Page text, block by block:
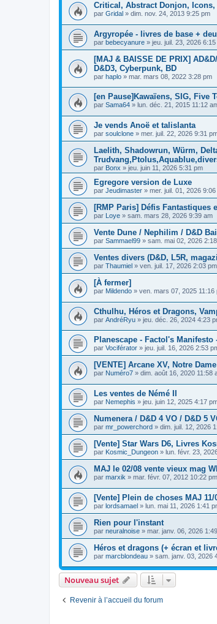
Critical, Abstract Donjon,
par Gridal » dim. nov. 24, 2013 9:25 pm
Argyropée - livres de base +
par bebecyanure » jeu. juil. 23, 2026
[MAJ & BAISSE DE PRIX]
D&D3, Cyberpunk, BD
par haplo » mar. mars 08, 2022 3:28 pm
[en Pause]Kawaïens, SIG, Five
par Sama64 » lun. déc. 21, 2015 11:12
Je vends Anoë et talislanta
par soulclone » mer. juil. 22, 2026 9:31
Laelith, Shadowrun, Würm,
par Bonx » jeu. juin 11, 2026 5:31 pm
Egregore version de Luxe
par Jeudimaster » mer. juil. 01, 2026
[RMP Paris] Défis Fantastiques
par Loye » sam. mars 28, 2026 9:39 am
Vente Dune / Nephilim / D&D
par Sammael99 » sam. mai 02, 2026
Ventes divers (D&D, L5R,
par Thaumiel » ven. juil. 17, 2026 2:03 pm
[À fermer]
par Mildendo » ven. mars 07, 2025 11:16
Cthulhu, Héros et Dragons,
par AndréRyu » jeu. déc. 26, 2024 4:23
Planescape - Factol's
par Vociférator » jeu. juil. 16, 2026 2:53
[VENTE] Arcane XV, Notre
par Numéro7 » dim. août 16, 2020 11:58
Les ventes de Némé II
par Nemephis » jeu. juin 12, 2025 4:17
Numenera / D&D 4 VO / D&D 5
par mr_powerchord » dim. juil. 12, 2026
[Vente] Star Wars D6, Livres
par Kosmic_Dungeon » lun. févr. 23,
MAJ le 02/08 vente vieux mag
par marxik » mar. févr. 07, 2012 10:22 pm
[Vente] Plein de choses MAJ 11/
par lordsamael » lun. mai 11, 2026 1:41
Rien pour l'instant
par neuralnoise » mar. janv. 06, 2026
Héros et dragons (+ écran et
par marcblondeau » sam. janv. 03, 2026
Nouveau sujet
Revenir à l’accueil du forum